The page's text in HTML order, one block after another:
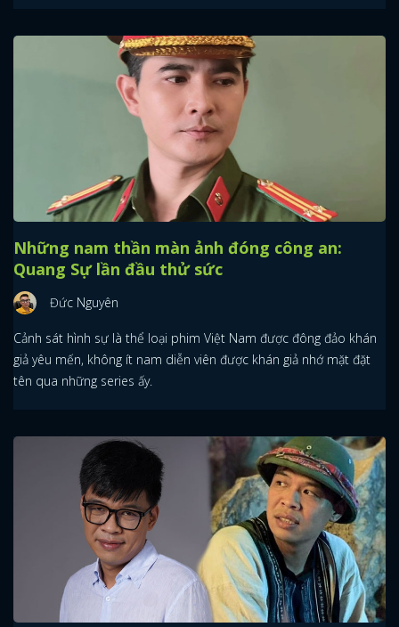
Những nam thần màn ảnh đóng công an:
Quang Sự lần đầu thử sức
Đức Nguyên
Cảnh sát hình sự là thể loại phim Việt Nam được đông đảo khán
giả yêu mến, không ít nam diễn viên được khán giả nhớ mặt đặt
tên qua những series ấy.